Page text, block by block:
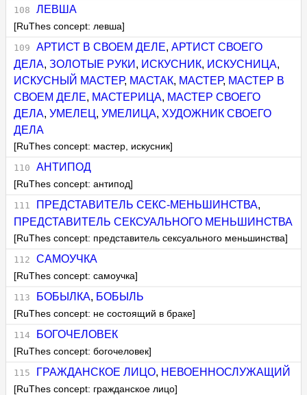
ЛЕВША
[RuThes concept: левша]
АРТИСТ В СВОЕМ ДЕЛЕ, АРТИСТ СВОЕГО
ДЕЛА,ЗОЛОТЫЕ РУКИ , ИСКУСНИК, ИСКУСНИЦА,
ИСКУСНЫЙ МАСТЕР, МАСТАК, МАСТЕР, МАСТЕР В
СВОЕМ ДЕЛЕ, МАСТЕРИЦА, МАСТЕР СВОЕГО
ДЕЛА,УМЕЛЕЦ ,УМЕЛИЦА, ХУДОЖНИК СВОЕГО
ДЕЛА
[RuThes concept: мастер, искусник]
АНТИПОД
[RuThes concept: антипод]
ПРЕДСТАВИТЕЛЬ СЕКС-МЕНЬШИНСТВА,
ПРЕДСТАВИТЕЛЬ СЕКСУАЛЬНОГО МЕНЬШИНСТВА
[RuThes concept: представитель сексуального меньшинства]
САМОУЧКА
[RuThes concept: самоучка]
БОБЫЛКА, БОБЫЛЬ
[RuThes concept: не состоящий в браке]
БОГОЧЕЛОВЕК
[RuThes concept: богочеловек]
ГРАЖДАНСКОЕ ЛИЦО, НЕВОЕННОСЛУЖАЩИЙ
[RuThes concept: гражданское лицо]